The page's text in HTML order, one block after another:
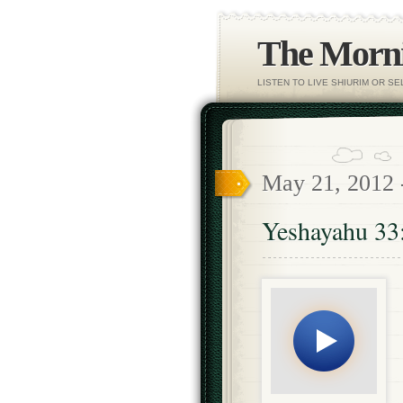
The
LISTEN TO LIVE SHIURIM OR
May 21,
Yeshayahu